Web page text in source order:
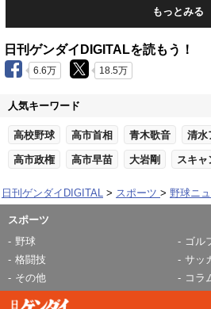
もっとみる
日刊ゲンダイDIGITALを読もう！
6.6万 18.5万
人気キーワード
高校野球 高市首相 青木歌音 清水
高市政権 高市早苗 大岩剛 スキャ
日刊ゲンダイDIGITAL スポーツ 野球ニ
スポーツ
野球
ゴル
格闘技
サッ
その他
コラ